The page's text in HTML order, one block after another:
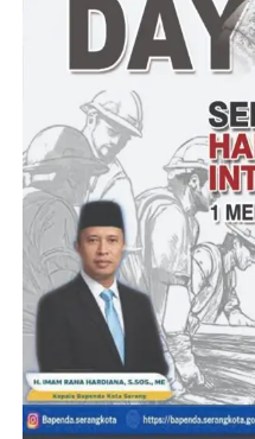
pemilik lahan, maka IUP CV
surat yang ditandatangani
PLT Kepala Dinas ESDM
sampaikan kepada :
1. PJ Gubernur Banten (
2. PJ.Sekdaprov Banten (
3. Kepala DPMPTSP provinsi
Menanggapi Surat dari
kepada pihak perusahaan
Sekretaris Jenderal DPP
FPK ) menyampaikan
walaupun agak terlambat
para pemilik lahan yang
sejak tahun 2019 baru ada